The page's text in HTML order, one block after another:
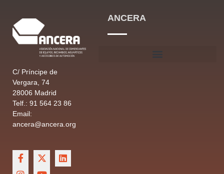
C/ Príncipe de
Vergara, 74
28006 Madrid
Telf.: 91 564 23 86
Email:
ancera@ancera.org
ANCERA